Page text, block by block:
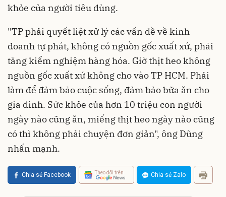
khỏe của người tiêu dùng.
"TP phải quyết liệt xử lý các vấn đề về kinh
doanh tự phát, không có nguồn gốc xuất xứ, phải
tăng kiểm nghiệm hàng hóa. Giờ thịt heo không
nguồn gốc xuất xứ không cho vào TP HCM. Phải
làm để đảm bảo cuộc sống, đảm bảo bữa ăn cho
gia đình. Sức khỏe của hơn 10 triệu con người
ngày nào cũng ăn, miếng thịt heo ngày nào cũng
có thì không phải chuyện đơn giản", ông Dũng
nhấn mạnh.
Chia sẻ Facebook Theo dõi trên Chia sẻ Zalo